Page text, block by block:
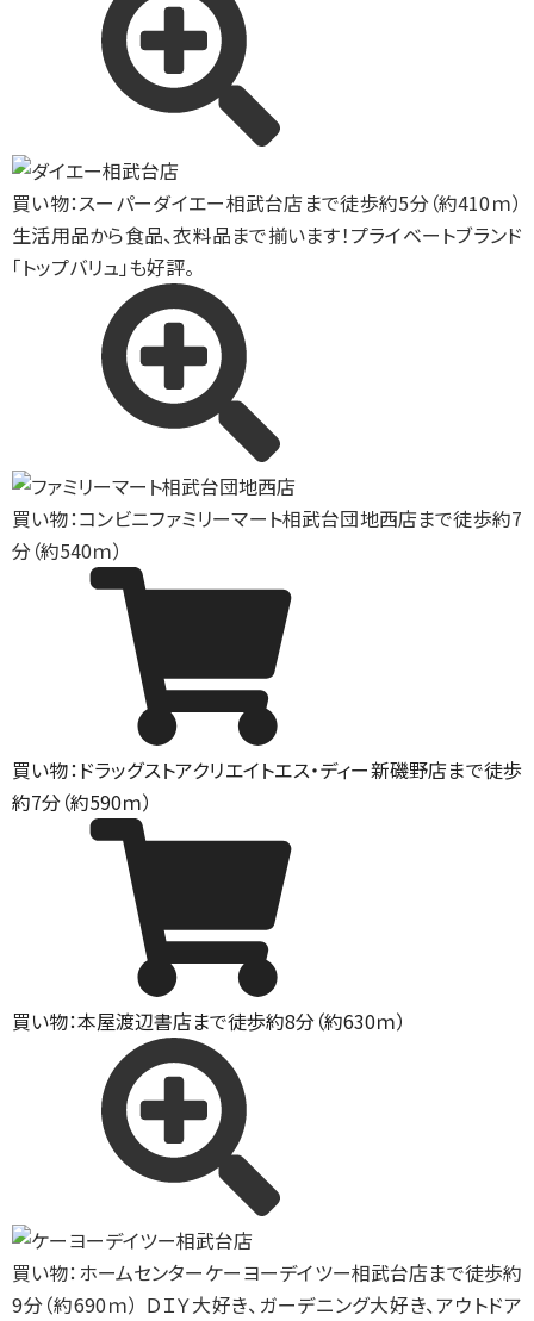
買い物：スーパーダイエー相武台店まで徒歩約5分（約410ｍ）
生活用品から食品、衣料品まで揃います！プライベートブランド
「トップバリュ」も好評。
買い物：コンビニファミリーマート相武台団地西店まで徒歩約7
分（約540ｍ）
買い物：ドラッグストアクリエイトエス・ディー新磯野店まで徒歩
約7分（約590ｍ）
買い物：本屋渡辺書店まで徒歩約8分（約630ｍ）
買い物：ホームセンターケーヨーデイツー相武台店まで徒歩約
9分（約690ｍ） ＤＩＹ大好き、ガーデニング大好き、アウトドア